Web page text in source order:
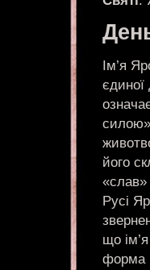
Ім’я
єдиної
його
Русі
що
форма